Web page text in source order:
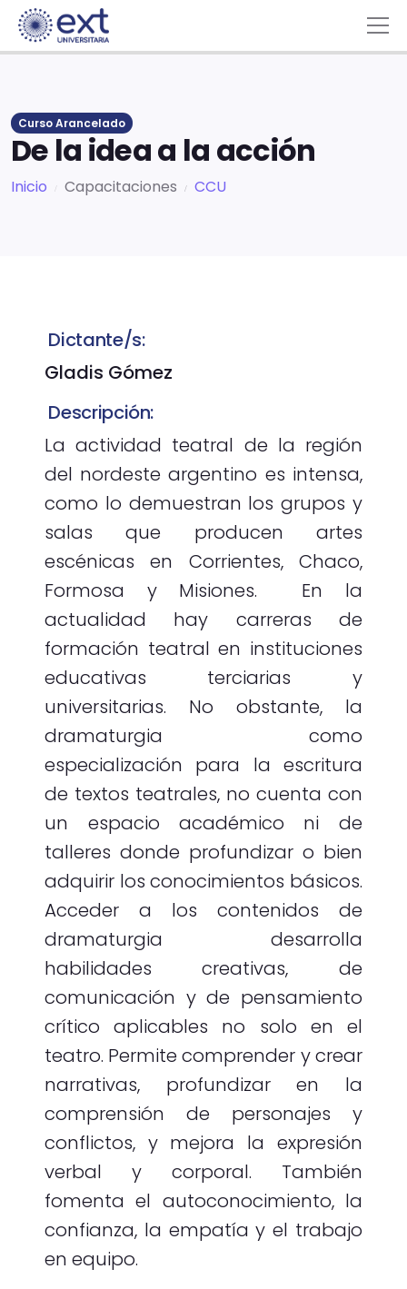
Curso Arancelado
De la idea a la acción
Inicio Capacitaciones CCU
Dictante/s:
Gladis Gómez
Descripción:
La actividad teatral de la región
del nordeste argentino es intensa,
como lo demuestran los grupos y
salas que producen artes
escénicas en Corrientes, Chaco,
Formosa y Misiones. En la
actualidad hay carreras de
formación teatral en instituciones
educativas terciarias y
universitarias. No obstante, la
dramaturgia como
especialización para la escritura
de textos teatrales, no cuenta con
un espacio académico ni de
talleres donde profundizar o bien
adquirir los conocimientos básicos.
Acceder a los contenidos de
dramaturgia desarrolla
habilidades creativas, de
comunicación y de pensamiento
crítico aplicables no solo en el
teatro. Permite comprender y crear
narrativas, profundizar en la
comprensión de personajes y
conflictos, y mejora la expresión
verbal y corporal. También
fomenta el autoconocimiento, la
confianza, la empatía y el trabajo
en equipo.